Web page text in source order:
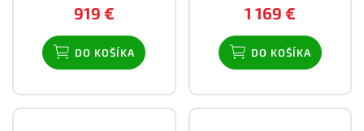
919 €
DO KOŠÍKA
1 169 €
DO KOŠÍKA